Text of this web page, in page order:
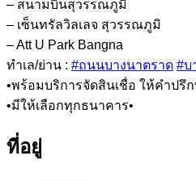
– สนามบินสุวรรณภูมิ
– เซ็นทรัลวิลเลจ สุวรรณภูมิ
– Att U Park Bangna
ทำเล/ย่าน : #ถนนบางนาตราด #บ
•พร้อมบริการจัดสินเชื่อ ให้คำป
•มีให้เลือกทุกธนาคาร•
ที่อยู่